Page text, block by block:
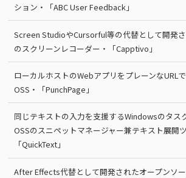
ション・「ABC User Feedback」
Screen StudioやCursorful等の代替として開発
のスクリーンレコーダー・「Capptivo」
ローカルホストのWebアプリをプレーンなURL
OSS・「PunchPage」
同じテキストの入力を支援するWindowsのタス
OSSのスニペットマネージャー兼テキスト展開
「QuickText」
After Effects代替として開発されたオープンソ